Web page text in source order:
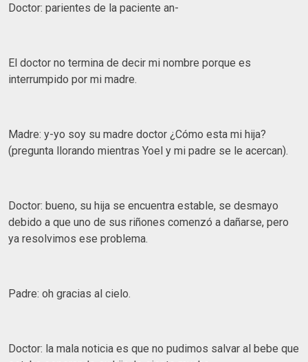
Doctor: parientes de la paciente an-
El doctor no termina de decir mi nombre porque es
interrumpido por mi madre.
Madre: y-yo soy su madre doctor ¿Cómo esta mi hija?
(pregunta llorando mientras Yoel y mi padre se le acercan).
Doctor: bueno, su hija se encuentra estable, se desmayo
debido a que uno de sus riñones comenzó a dañarse, pero
ya resolvimos ese problema.
Padre: oh gracias al cielo.
Doctor: la mala noticia es que no pudimos salvar al bebe que